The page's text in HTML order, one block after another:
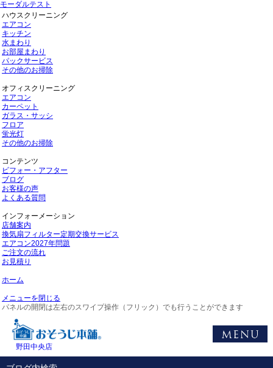
モーダルテスト
ハウスクリーニング
エアコン
キッチン
水まわり
お部屋まわり
パックサービス
その他のお掃除
オフィスクリーニング
エアコン
カーペット
ガラス・サッシ
フロア
蛍光灯
その他のお掃除
コンテンツ
ビフォー・アフター
ブログ
お客様の声
よくある質問
インフォーメーション
店舗案内
換気扇フィルター定期交換サービス
エアコン2027年問題
ご注文の流れ
お見積り
ホーム
メニューを閉じる
パネルの開閉は左右のスワイプ操作（フリック）でも行うことができます
野田中央店